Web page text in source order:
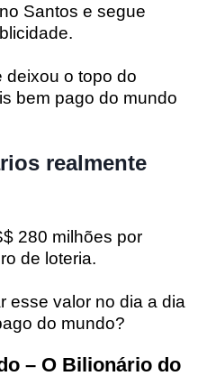
no Santos e segue
deixou o topo do
bem pago do mundo
realmente
280 milhões por
de loteria.
esse valor no dia a dia
do mundo?
– O Bilionário do